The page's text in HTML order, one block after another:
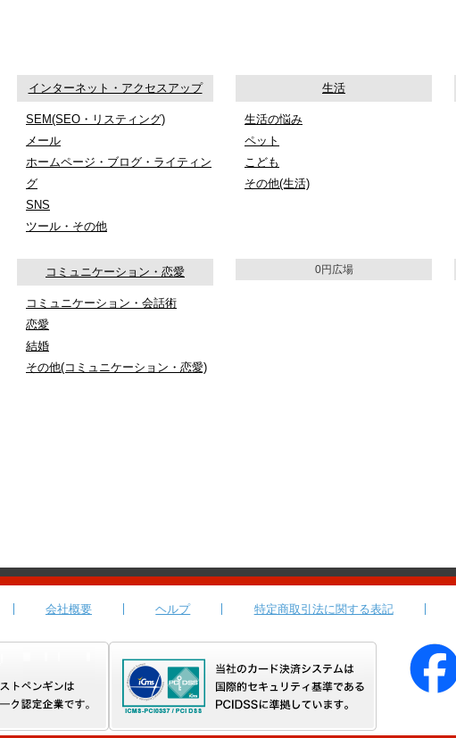
インターネット・アクセスアップ
SEM(SEO・リスティング)
メール
ホームページ・ブログ・ライティン
グ
SNS
ツール・その他
生活
生活の悩み
ペット
こども
その他(生活)
コミュニケーション・恋愛
コミュニケーション・会話術
恋愛
結婚
その他(コミュニケーション・恋愛)
0円広場
会社概要 ヘルプ 特定商取引法に関する表記